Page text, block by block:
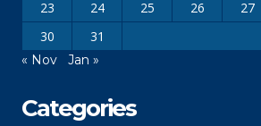
23
24 25 26 27
30
31
« Nov Jan »
Categories